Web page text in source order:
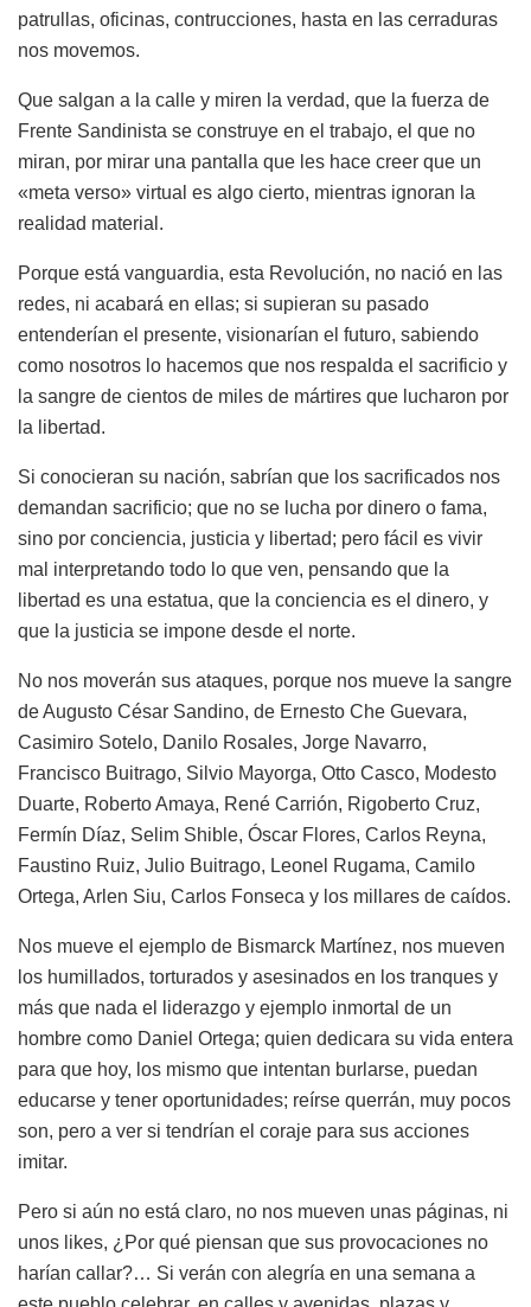
patrullas, oficinas, contrucciones, hasta en las cerraduras
nos movemos.
Que salgan a la calle y miren la verdad, que la fuerza de
Frente Sandinista se construye en el trabajo, el que no
miran, por mirar una pantalla que les hace creer que un
«meta verso» virtual es algo cierto, mientras ignoran la
realidad material.
Porque está vanguardia, esta Revolución, no nació en las
redes, ni acabará en ellas; si supieran su pasado
entenderían el presente, visionarían el futuro, sabiendo
como nosotros lo hacemos que nos respalda el sacrificio y
la sangre de cientos de miles de mártires que lucharon por
la libertad.
Si conocieran su nación, sabrían que los sacrificados nos
demandan sacrificio; que no se lucha por dinero o fama,
sino por conciencia, justicia y libertad; pero fácil es vivir
mal interpretando todo lo que ven, pensando que la
libertad es una estatua, que la conciencia es el dinero, y
que la justicia se impone desde el norte.
No nos moverán sus ataques, porque nos mueve la sangre
de Augusto César Sandino, de Ernesto Che Guevara,
Casimiro Sotelo, Danilo Rosales, Jorge Navarro,
Francisco Buitrago, Silvio Mayorga, Otto Casco, Modesto
Duarte, Roberto Amaya, René Carrión, Rigoberto Cruz,
Fermín Díaz, Selim Shible, Óscar Flores, Carlos Reyna,
Faustino Ruiz, Julio Buitrago, Leonel Rugama, Camilo
Ortega, Arlen Siu, Carlos Fonseca y los millares de caídos.
Nos mueve el ejemplo de Bismarck Martínez, nos mueven
los humillados, torturados y asesinados en los tranques y
más que nada el liderazgo y ejemplo inmortal de un
hombre como Daniel Ortega; quien dedicara su vida entera
para que hoy, los mismo que intentan burlarse, puedan
educarse y tener oportunidades; reírse querrán, muy pocos
son, pero a ver si tendrían el coraje para sus acciones
imitar.
Pero si aún no está claro, no nos mueven unas páginas, ni
unos likes, ¿Por qué piensan que sus provocaciones no
harían callar?… Si verán con alegría en una semana a